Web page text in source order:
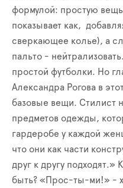
формулой: простую
показывает как,
сверкающее колье), а
пальто -
простой футболки. Но
Александра Рогова в
базовые вещи. Стилист
предметов одежды,
гардеробе у каждой
что они как части
друг к другу
быть? «Прос-ты-ми!» -